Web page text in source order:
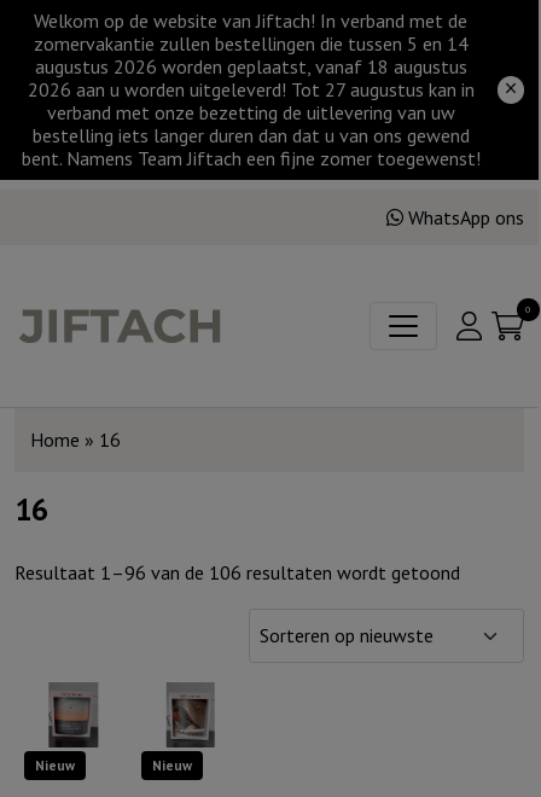
Welkom op de website van Jiftach! In verband met de
zomervakantie zullen bestellingen die tussen 5 en 14
augustus 2026 worden geplaatst, vanaf 18 augustus
2026 aan u worden uitgeleverd! Tot 27 augustus kan in
verband met onze bezetting de uitlevering van uw
bestelling iets langer duren dan dat u van ons gewend
bent. Namens Team Jiftach een fijne zomer toegewenst!
WhatsApp ons
0
Home » 16
16
Resultaat 1–96 van de 106 resultaten wordt getoond
nieuwste
Nieuw Nieuw